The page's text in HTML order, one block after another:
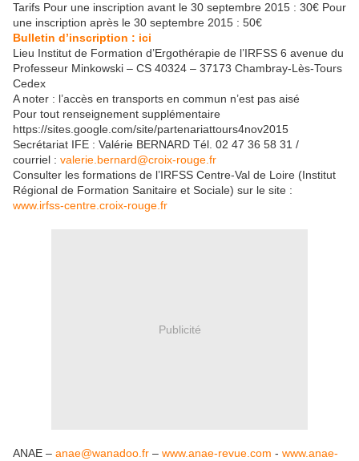
Tarifs Pour une inscription avant le 30 septembre 2015 : 30€ Pour
une inscription après le 30 septembre 2015 : 50€
Bulletin d’inscription : ici
Lieu Institut de Formation d’Ergothérapie de l’IRFSS 6 avenue du
Professeur Minkowski – CS 40324 – 37173 Chambray-Lès-Tours
Cedex
A noter : l’accès en transports en commun n’est pas aisé
Pour tout renseignement supplémentaire
https://sites.google.com/site/partenariattours4nov2015
Secrétariat IFE : Valérie BERNARD Tél. 02 47 36 58 31 /
courriel : valerie.bernard@croix-rouge.fr
Consulter les formations de l’IRFSS Centre-Val de Loire (Institut
Régional de Formation Sanitaire et Sociale) sur le site :
www.irfss-centre.croix-rouge.fr
Publicité
ANAE – anae@wanadoo.fr – www.anae-revue.com - www.anae-